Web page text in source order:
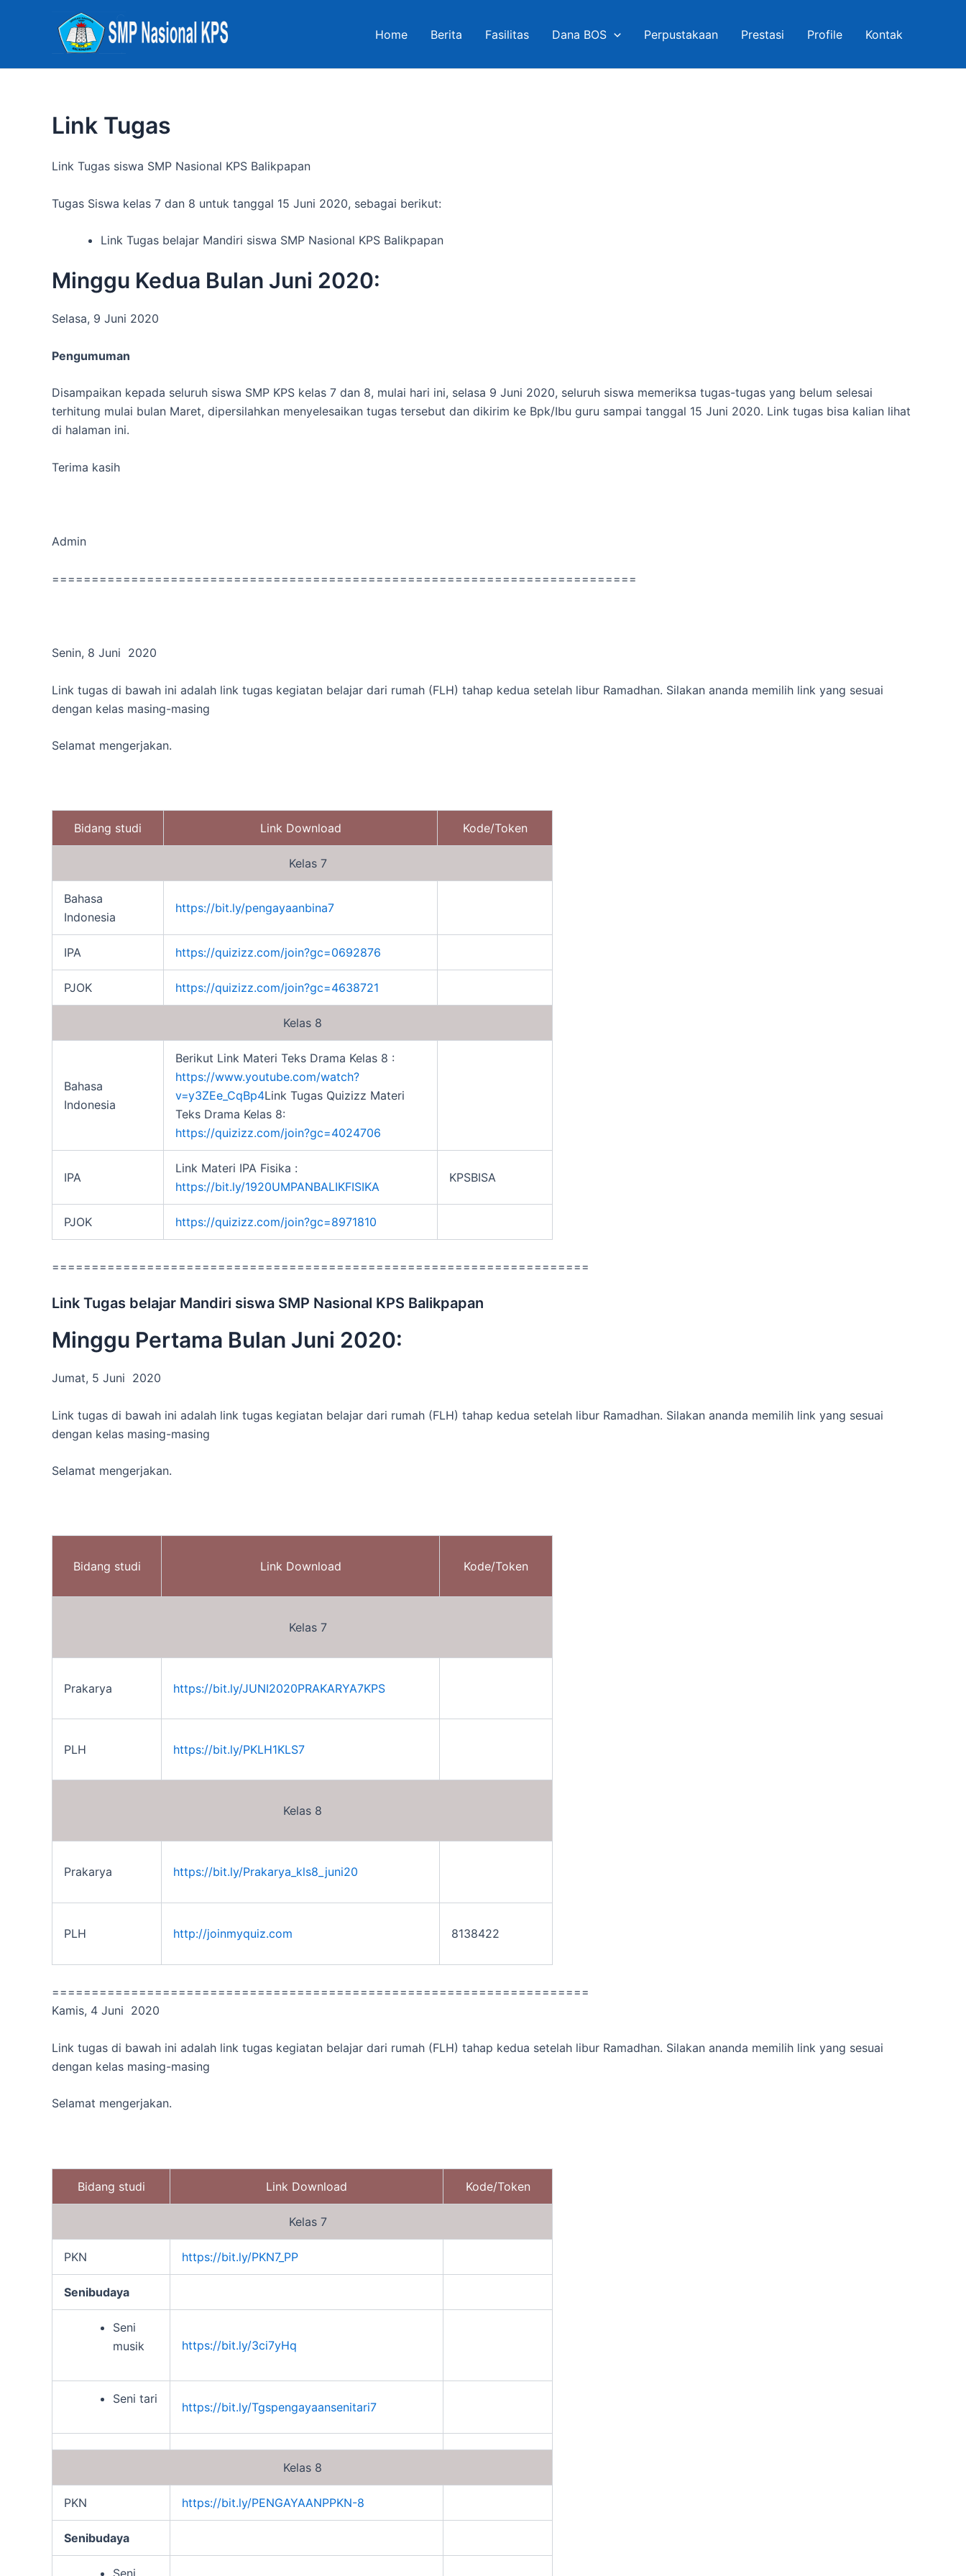
Home Berita Fasilitas Dana BOS Perpustakaan Prestasi Profile Kontak
Link Tugas
Link Tugas siswa SMP Nasional KPS Balikpapan
Tugas Siswa kelas 7 dan 8 untuk tanggal 15 Juni 2020, sebagai berikut:
Link Tugas belajar Mandiri siswa SMP Nasional KPS Balikpapan
Minggu Kedua Bulan Juni 2020:
Selasa, 9 Juni 2020
Pengumuman
Disampaikan kepada seluruh siswa SMP KPS kelas 7 dan 8, mulai hari ini, selasa 9 Juni 2020, seluruh siswa memeriksa tugas-tugas yang belum selesai
terhitung mulai bulan Maret, dipersilahkan menyelesaikan tugas tersebut dan dikirim ke Bpk/Ibu guru sampai tanggal 15 Juni 2020. Link tugas bisa kalian lihat
di halaman ini.
Terima kasih
Admin
==========================================================================
Senin, 8 Juni 2020
Link tugas di bawah ini adalah link tugas kegiatan belajar dari rumah (FLH) tahap kedua setelah libur Ramadhan. Silakan ananda memilih link yang sesuai
dengan kelas masing-masing
Selamat mengerjakan.
Bidang studi Link Download Kode/Token
Kelas 7
Bahasa
Indonesia
https://bit.ly/pengayaanbina7
IPA https://quizizz.com/join?gc=0692876
PJOK https://quizizz.com/join?gc=4638721
Kelas 8
Bahasa
Indonesia
Berikut Link Materi Teks Drama Kelas 8 :
https://www.youtube.com/watch?
v=y3ZEe_CqBp4Link Tugas Quizizz Materi
Teks Drama Kelas 8:
https://quizizz.com/join?gc=4024706
IPA
Link Materi IPA Fisika :
https://bit.ly/1920UMPANBALIKFISIKA
KPSBISA
PJOK https://quizizz.com/join?gc=8971810
====================================================================
Link Tugas belajar Mandiri siswa SMP Nasional KPS Balikpapan
Minggu Pertama Bulan Juni 2020:
Jumat, 5 Juni 2020
Link tugas di bawah ini adalah link tugas kegiatan belajar dari rumah (FLH) tahap kedua setelah libur Ramadhan. Silakan ananda memilih link yang sesuai
dengan kelas masing-masing
Selamat mengerjakan.
Bidang studi Link Download Kode/Token
Kelas 7
Prakarya https://bit.ly/JUNI2020PRAKARYA7KPS
PLH https://bit.ly/PKLH1KLS7
Kelas 8
Prakarya https://bit.ly/Prakarya_kls8_juni20
PLH http://joinmyquiz.com 8138422
====================================================================
Kamis, 4 Juni 2020
Link tugas di bawah ini adalah link tugas kegiatan belajar dari rumah (FLH) tahap kedua setelah libur Ramadhan. Silakan ananda memilih link yang sesuai
dengan kelas masing-masing
Selamat mengerjakan.
Bidang studi Link Download Kode/Token
Kelas 7
PKN https://bit.ly/PKN7_PP
Senibudaya
Seni
musik
https://bit.ly/3ci7yHq
Seni tari
https://bit.ly/Tgspengayaansenitari7
Kelas 8
PKN https://bit.ly/PENGAYAANPPKN-8
Senibudaya
Seni